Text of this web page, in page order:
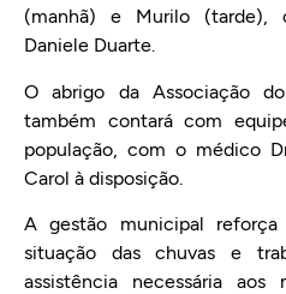
(manhã) e Murilo (tarde),
Daniele Duarte.
O abrigo da Associação
também contará com
população, com o médico
Carol à disposição.
A gestão municipal
situação das chuvas e
assistência necessária aos